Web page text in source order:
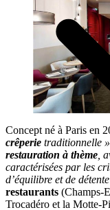
Concept né à Paris en
crêperie traditionnelle »
restauration à thème,
caractérisées par les
d’équilibre et de
restaurants (Champs-
Trocadéro et la Motte-